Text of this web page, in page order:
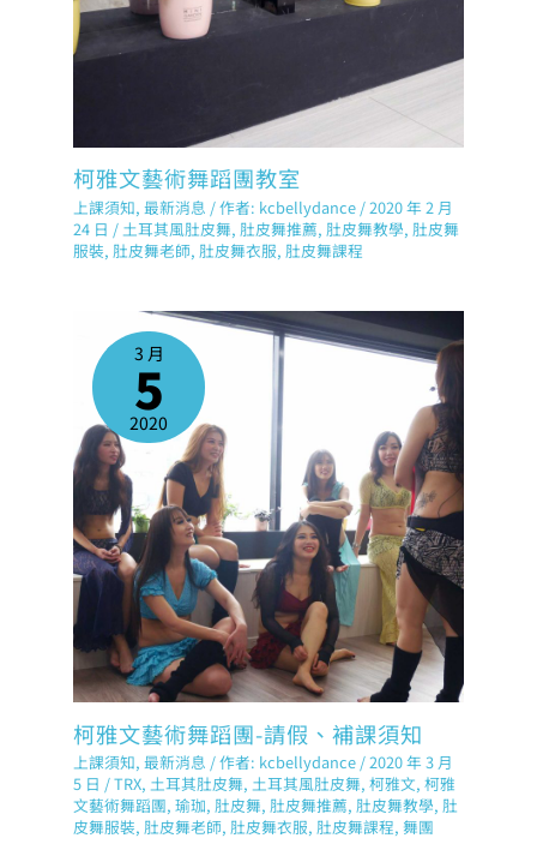
柯雅文藝術舞蹈團教室
上課須知,最新消息 / 作者: kcbellydance /2020 年 2 月
24 日 /土耳其風肚皮舞,肚皮舞推薦,肚皮舞教學,肚皮舞
服裝,肚皮舞老師,肚皮舞衣服,肚皮舞課程
3 月
5
2020
柯雅文藝術舞蹈團-請假、補課須知
上課須知,最新消息 / 作者: kcbellydance /2020 年 3 月
5 日 /TRX,土耳其肚皮舞,土耳其風肚皮舞,柯雅文,柯雅
文藝術舞蹈團,瑜珈,肚皮舞,肚皮舞推薦,肚皮舞教學,肚
皮舞服裝,肚皮舞老師,肚皮舞衣服,肚皮舞課程,舞團